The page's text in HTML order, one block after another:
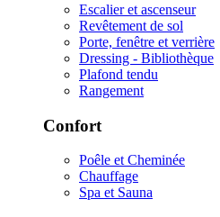
Escalier et ascenseur
Revêtement de sol
Porte, fenêtre et verrière
Dressing - Bibliothèque
Plafond tendu
Rangement
Confort
Poêle et Cheminée
Chauffage
Spa et Sauna